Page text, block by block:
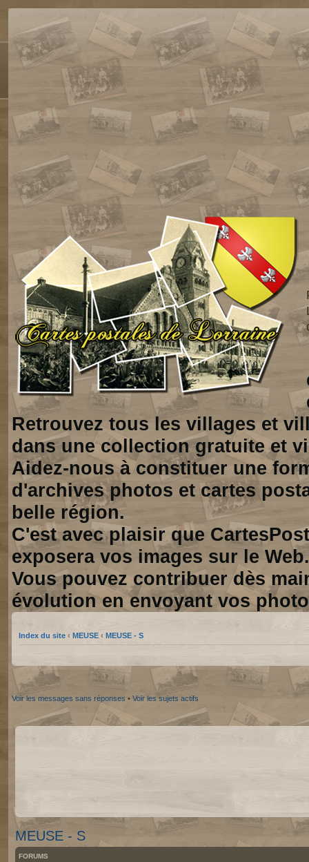
Retrouvez tous les villages et
dans une collection gratuite et
Aidez-nous à constituer une
d'archives photos et cartes
belle région.
C'est avec plaisir que
exposera vos images sur le Web.
Vous pouvez contribuer dès
évolution en envoyant vos
Index du site ‹ MEUSE ‹ MEUSE - S
Voir les messages sans réponses • Voir les sujets actifs
MEUSE - S
FORUMS